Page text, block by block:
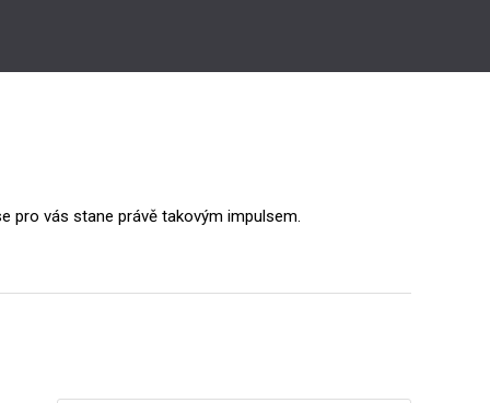
pro vás stane právě takovým impulsem.